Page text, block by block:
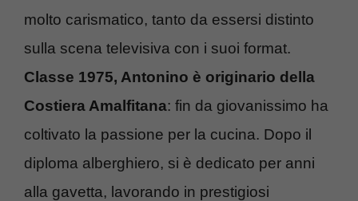
molto carismatico, tanto da essersi distinto
sulla scena televisiva con i suoi format.
Classe 1975, Antonino è originario della
Costiera Amalfitana: fin da giovanissimo ha
coltivato la passione per la cucina. Dopo il
diploma alberghiero, si è dedicato per anni
alla gavetta, lavorando in prestigiosi